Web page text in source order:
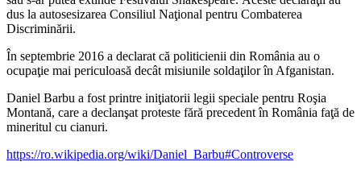
dus la autosesizarea Consiliul Naţional pentru Combaterea
Discriminării.
În septembrie 2016 a declarat că politicienii din România au o
ocupaţie mai periculoasă decât misiunile soldaţilor în Afganistan.
Daniel Barbu a fost printre iniţiatorii legii speciale pentru Roşia
Montană, care a declanşat proteste fără precedent în România faţă de
mineritul cu cianuri.
https://ro.wikipedia.org/wiki/Daniel_Barbu#Controverse